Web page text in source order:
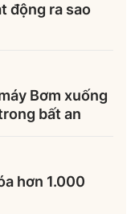
động ra sao
Bơm xuống
bất an
hơn 1.000